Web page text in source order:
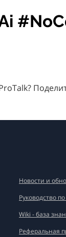
ProTalk?
Новости и
Руководство
Wiki - база
Реферальная